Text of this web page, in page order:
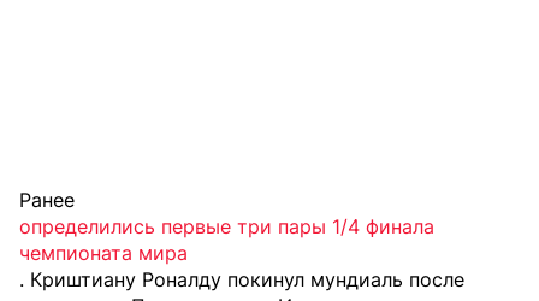
Ранее
определились первые три пары 1/4 финала
чемпионата мира
. Криштиану Роналду покинул мундиаль после